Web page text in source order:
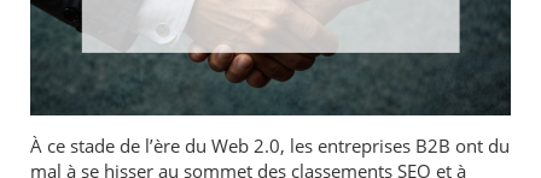
À ce stade de l’ère du Web 2.0, les entreprises B2B ont du
mal à se hisser au sommet des classements SEO et à